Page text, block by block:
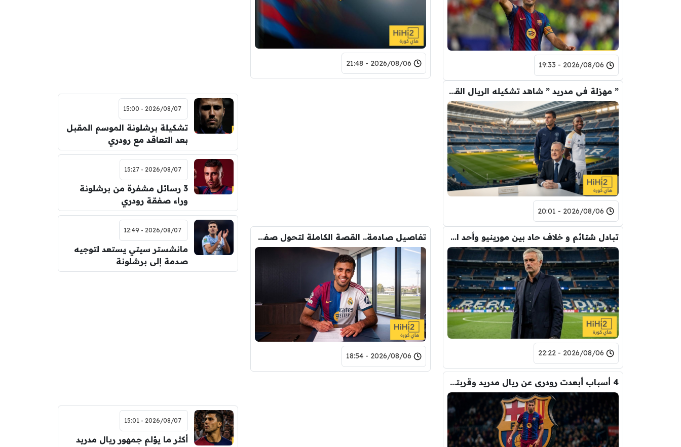
2026/08/06 - 19:33
2026/08/06 - 21:48
” مهزلة في مدريد ” شاهد تشكيله الريال القادمه لاكتساح المركز الثاني
2026/08/06 - 20:01
تبادل شتائم و خلاف حاد بين مورينيو وأحد افراد ادارة ريال مدريد بعد انهيار صفقة رودري
2026/08/06 - 22:22
تفاصيل صادمة.. القصة الكاملة لتحول صفقة رودري من ريال مدريد الى برشلونة
2026/08/06 - 18:54
4 أسباب أبعدت رودري عن ريال مدريد وقربته من برشلونة
2026/08/07 - 15:00
تشكيلة برشلونة الموسم المقبل
بعد التعاقد مع رودري
2026/08/07 - 15:27
3 رسائل مشفرة من برشلونة
وراء صفقة رودري
2026/08/07 - 12:49
مانشستر سيتي يستعد لتوجيه
صدمة إلى برشلونة
2026/08/07 - 15:01
أكثر ما يؤلم جمهور ريال مدريد